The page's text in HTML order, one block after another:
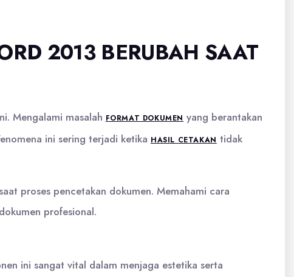
2013 BERUBAH SAAT
Mengalami masalah FORMAT DOKUMEN yang berantakan
ini sering terjadi ketika HASIL CETAKAN tidak
proses pencetakan dokumen. Memahami cara
profesional.
ini sangat vital dalam menjaga estetika serta